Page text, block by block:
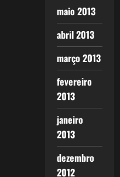
maio 2013
abril 2013
março 2013
fevereiro
2013
janeiro
2013
dezembro
2012